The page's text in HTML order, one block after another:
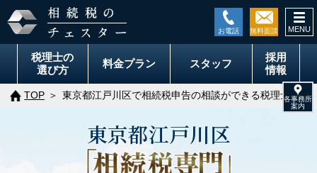
税理士の
選び方
料金プラン スタッフ
採用
情報
TOP 東京都江戸川区で相続税申告の相談ができる税理士事務
東京都江戸川区